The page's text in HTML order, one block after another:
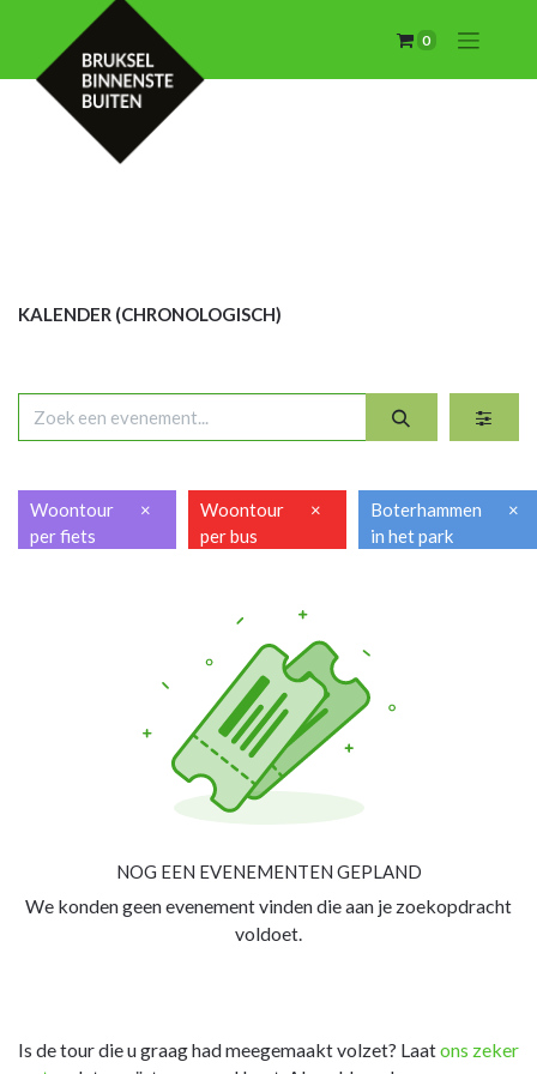
0
KALENDER (CHRONOLOGISCH)
Woontour
per fiets
×
Woontour
per bus
×
Boterhammen
in het park
×
NOG EEN EVENEMENTEN GEPLAND
We konden geen evenement vinden die aan je zoekopdracht
voldoet.
Is de tour die u graag had meegemaakt volzet? Laatons zeker